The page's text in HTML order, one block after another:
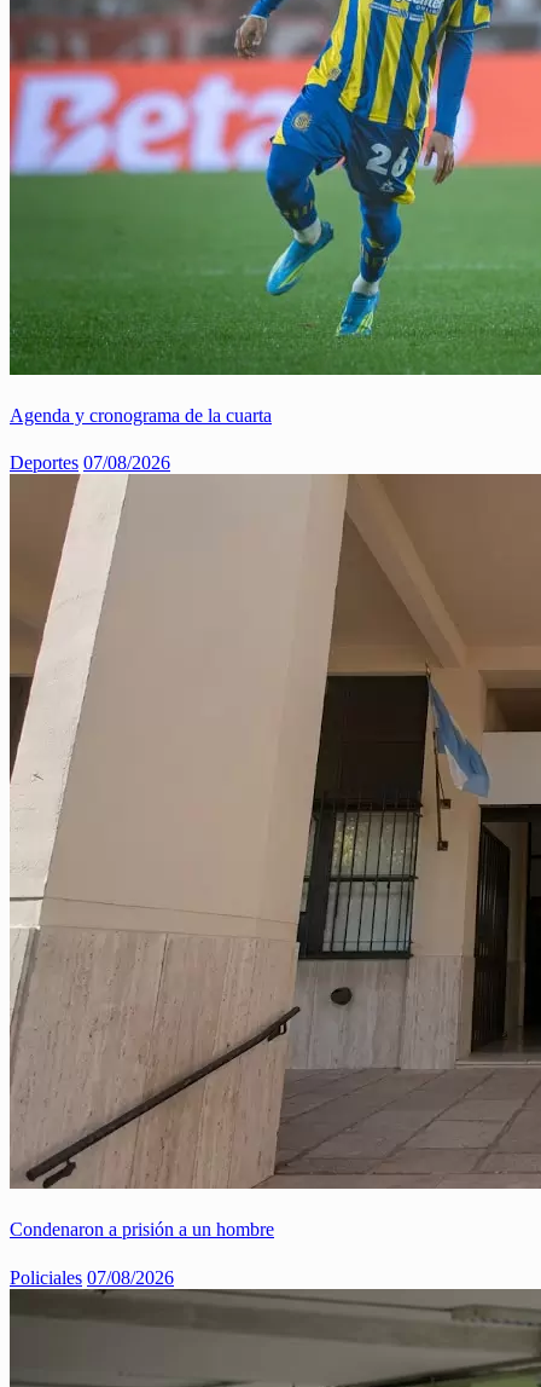
Agenda y cronograma de la cuarta
Deportes 07/08/2026
Condenaron a prisión a un hombre
Policiales 07/08/2026